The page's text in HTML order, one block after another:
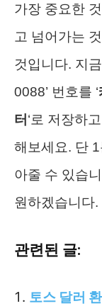
가장 중요한
고 넘어가는
것입니다. 지
0088’ 번호를 ‘
터 ‘로 저장하
해보세요. 단
아줄 수 있습
원하겠습니다.
관련된 글:
토스 달러